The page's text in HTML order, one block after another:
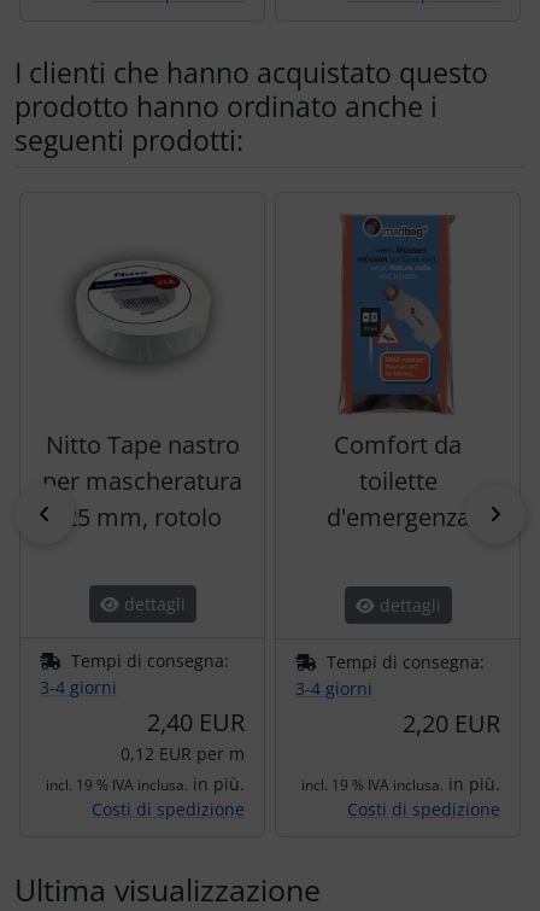
I clienti che hanno acquistato questo
prodotto hanno ordinato anche i
seguenti prodotti:
indietro
Nitto Tape nastro
per mascheratura
25 mm, rotolo
dettagli
Tempi di consegna:
3-4 giorni
2,40 EUR
0,12 EUR per m
incl. 19 % IVA inclusa. in più.
Costi di spedizione
Comfort da
toilette
d'emergenza
dettagli
Tempi di consegna:
3-4 giorni
2,20 EUR
incl. 19 % IVA inclusa. in più.
Costi di spedizione
Ultima visualizzazione